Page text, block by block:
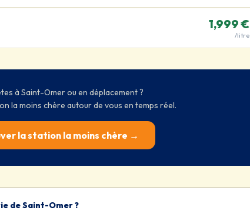
1,999 €
/litre
à Saint-Omer ou en déplacement ?
la moins chère autour de vous en temps réel.
la station la moins chère →
de Saint-Omer ?